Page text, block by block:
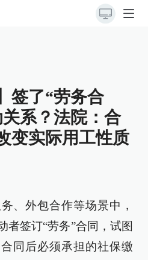
签了“劳务合
系？法院：合
变实际用工性质
、外包合作等场景中，
者签订“劳务”合同，试图
同后必须承担的社保缴